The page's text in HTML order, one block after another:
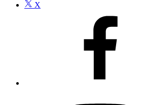
X